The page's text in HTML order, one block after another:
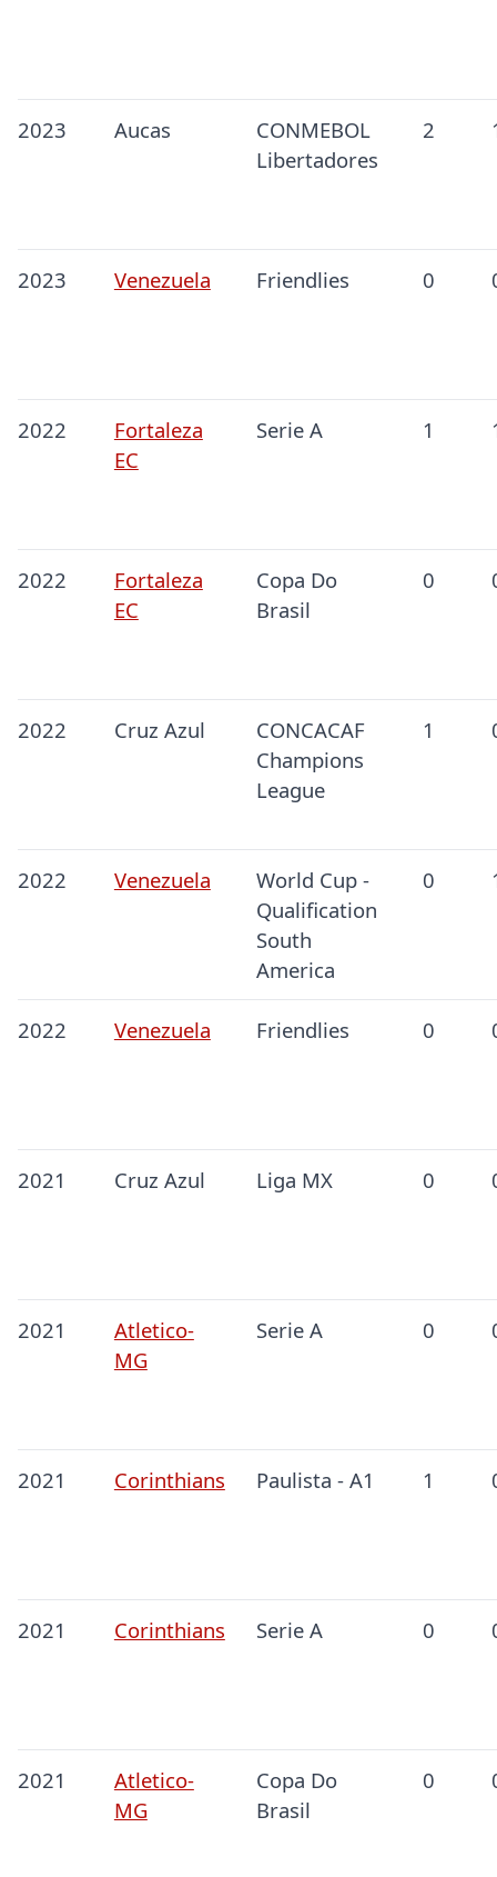
2023 Aucas
CONMEBOL
Libertadores
2
2023 Venezuela Friendlies 0
2022
Fortaleza
EC
Serie A 1
2022
Fortaleza
EC
Copa Do
Brasil
0
2022 Cruz Azul
CONCACAF
Champions
League
1
2022 Venezuela
World Cup -
Qualification
South
America
0
2022 Venezuela Friendlies 0
2021 Cruz Azul Liga MX 0
2021
Atletico-
MG
Serie A 0
2021 Corinthians Paulista - A1 1
2021 Corinthians Serie A 0
2021
Atletico-
MG
Copa Do
Brasil
0